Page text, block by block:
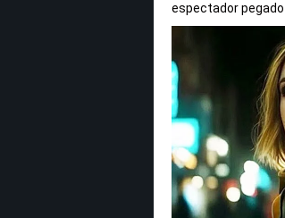
espectador pegado